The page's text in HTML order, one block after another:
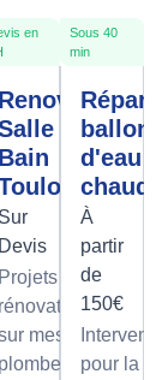
et
en
Renovation
De
Bain
Sur
Devis
Projets de
rénovation
mesure
plomberie
Sous 40
min
ballon
d'eau
À
partir
de
150€
pour la